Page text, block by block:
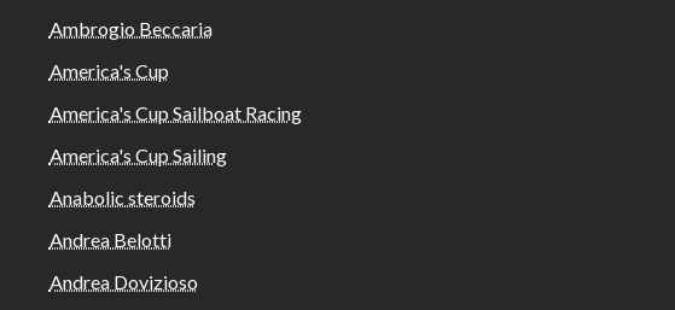
Ambrogio Beccaria
America's Cup
America's Cup Sailboat Racing
America's Cup Sailing
Anabolic steroids
Andrea Belotti
Andrea Dovizioso